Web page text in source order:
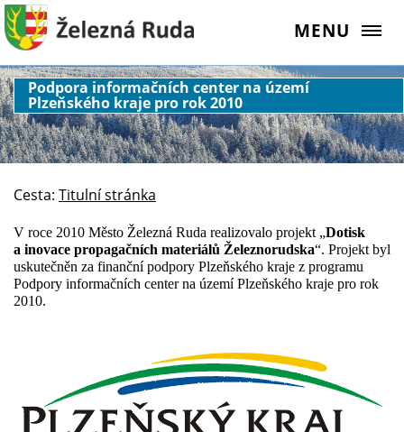
MENU
Podpora informačních center na území
Plzeňského kraje pro rok 2010
Cesta: Titulní stránka
V roce 2010 Město Železná Ruda realizovalo projekt „Dotisk
a inovace propagačních materiálů Železnorudska“. Projekt byl
uskutečněn za finanční podpory Plzeňského kraje z programu
Podpory informačních center na území Plzeňského kraje pro rok
2010.